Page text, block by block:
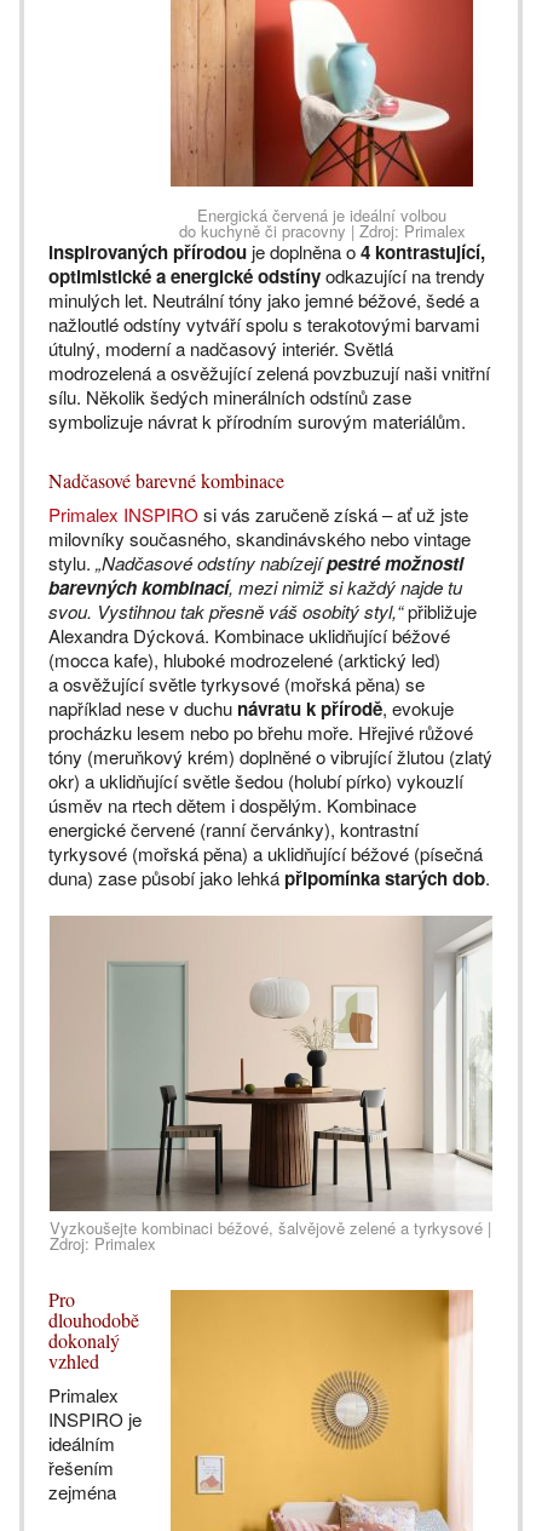
Energická červená je ideální volbou
do kuchyně či pracovny | Zdroj: Primalex
inspirovaných přírodou je doplněna o4 kontrastující,
optimistické a energické odstínyodkazující na trendy
minulých let. Neutrální tóny jako jemné béžové, šedé a
nažloutlé odstíny vytváří spolu s terakotovými barvami
útulný, moderní a nadčasový interiér. Světlá
modrozelená a osvěžující zelená povzbuzují naši vnitřní
sílu. Několik šedých minerálních odstínů zase
symbolizuje návrat k přírodním surovým materiálům.
Nadčasové barevné kombinace
Primalex INSPIROsi vás zaručeně získá – ať už jste
milovníky současného, skandinávského nebo vintage
stylu. „Nadčasové odstíny nabízejípestré možnosti
barevných kombinací, mezi nimiž si každý najde tu
svou. Vystihnou tak přesně váš osobitý styl,“přibližuje
Alexandra Dýcková. Kombinace uklidňující béžové
(mocca kafe), hluboké modrozelené (arktický led)
a osvěžující světle tyrkysové (mořská pěna) se
například nese v duchu návratu k přírodě, evokuje
procházku lesem nebo po břehu moře. Hřejivé růžové
tóny (meruňkový krém) doplněné o vibrující žlutou (zlatý
okr) a uklidňující světle šedou (holubí pírko) vykouzlí
úsměv na rtech dětem i dospělým. Kombinace
energické červené (ranní červánky), kontrastní
tyrkysové (mořská pěna) a uklidňující béžové (písečná
duna) zase působí jako lehkápřipomínka starých dob.
Vyzkoušejte kombinaci béžové, šalvějově zelené a tyrkysové |
Zdroj: Primalex
Pro
dlouhodobě
dokonalý
vzhled
Primalex
INSPIRO je
ideálním
řešením
zejména